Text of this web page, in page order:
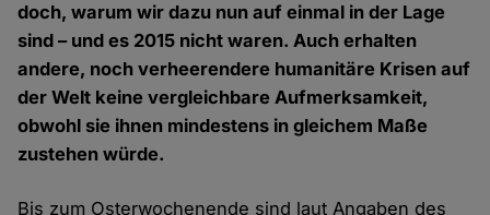
doch, warum wir dazu nun auf einmal in der Lage
sind – und es 2015 nicht waren. Auch erhalten
andere, noch verheerendere humanitäre Krisen auf
der Welt keine vergleichbare Aufmerksamkeit,
obwohl sie ihnen mindestens in gleichem Maße
zustehen würde.
Bis zum Osterwochenende sind laut Angaben des